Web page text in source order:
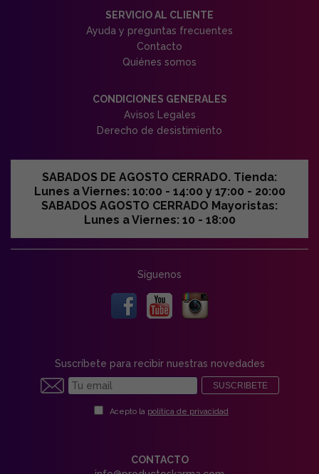
SERVICIO AL CLIENTE
Ayuda y preguntas frecuentes
Contacto
Quiénes somos
CONDICIONES GENERALES
Avisos Legales
Derecho de desistimiento
SABADOS DE AGOSTO CERRADO. Tienda:
Lunes a Viernes: 10:00 - 14:00 y 17:00 - 20:00
SABADOS AGOSTO CERRADO Mayoristas:
Lunes a Viernes: 10 - 18:00
Síguenos
Suscríbete para recibir nuestras novedades
SUSCRIBETE
Acepto la política de privacidad
CONTACTO